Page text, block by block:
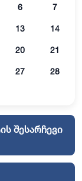
6 7
13 14
20 21
27 28
შესარჩევი